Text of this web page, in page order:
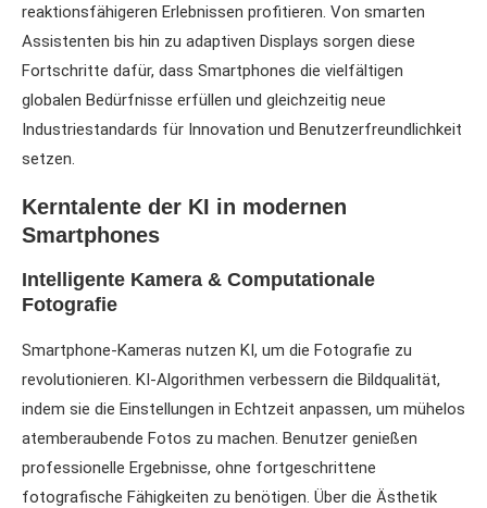
reaktionsfähigeren Erlebnissen profitieren. Von smarten
Assistenten bis hin zu adaptiven Displays sorgen diese
Fortschritte dafür, dass Smartphones die vielfältigen
globalen Bedürfnisse erfüllen und gleichzeitig neue
Industriestandards für Innovation und Benutzerfreundlichkeit
setzen.
Kerntalente der KI in modernen
Smartphones
Intelligente Kamera & Computationale
Fotografie
Smartphone-Kameras nutzen KI, um die Fotografie zu
revolutionieren. KI-Algorithmen verbessern die Bildqualität,
indem sie die Einstellungen in Echtzeit anpassen, um mühelos
atemberaubende Fotos zu machen. Benutzer genießen
professionelle Ergebnisse, ohne fortgeschrittene
fotografische Fähigkeiten zu benötigen. Über die Ästhetik